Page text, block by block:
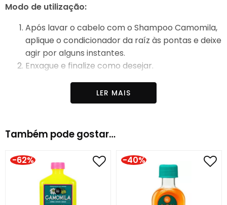
Modo de utilização:
Após lavar o cabelo com o Shampoo Camomila,
aplique o condicionador da raíz às pontas e deixe
agir por alguns instantes.
Enxague e finalize como desejar.
Cabelos loiros.
Camomila
LER MAIS
Também pode gostar…
-62% -40%